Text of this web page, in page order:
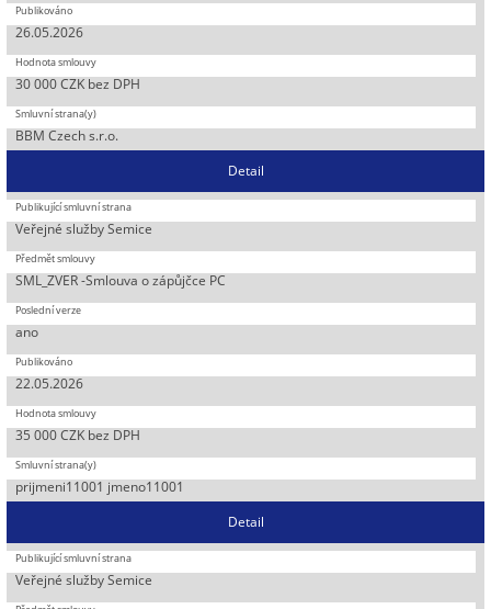
26.05.2026
30 000 CZK bez DPH
BBM Czech s.r.o.
Detail
Veřejné služby Semice
SML_ZVER -Smlouva o zápůjčce PC
ano
22.05.2026
35 000 CZK bez DPH
prijmeni11001 jmeno11001
Detail
Veřejné služby Semice